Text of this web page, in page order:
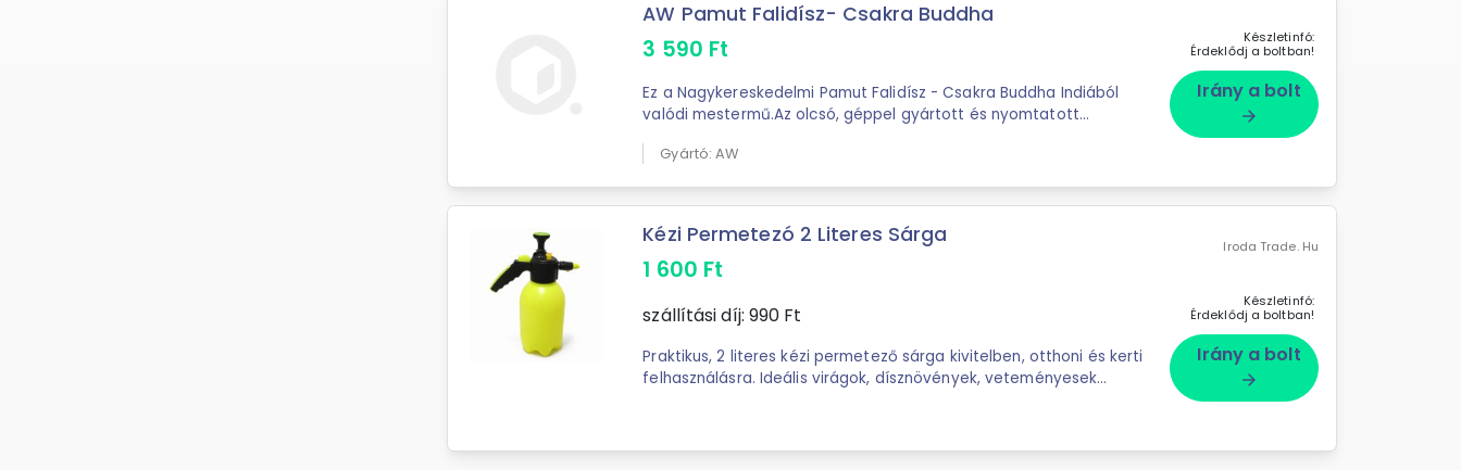
AW Pamut Falidísz- Csakra Buddha
3 590 Ft
Ez a Nagykereskedelmi Pamut Falidísz - Csakra Buddha Indiából
valódi mestermű.Az olcsó, géppel gyártott és nyomtatott
Gyártó: AW
Készletinfó:
Érdeklődj a boltban!
Irány a bolt
arrow_forward
Kézi Permetezó 2 Literes Sárga
1 600 Ft
szállítási díj: 990 Ft
Praktikus, 2 literes kézi permetező sárga kivitelben, otthoni és kerti
felhasználásra. Ideális virágok, dísznövények, veteményesek
Iroda Trade. Hu
Készletinfó:
Érdeklődj a boltban!
Irány a bolt
arrow_forward